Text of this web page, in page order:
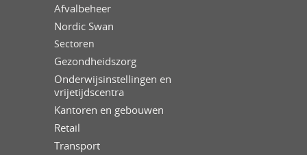
Afvalbeheer
Nordic Swan
Sectoren
Gezondheidszorg
Onderwijsinstellingen en
vrijetijdscentra
Kantoren en gebouwen
Retail
Transport